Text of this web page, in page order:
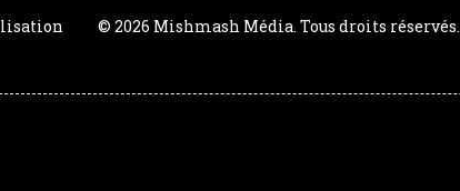
© 2026 Mishmash Média. Tous droits réservés.